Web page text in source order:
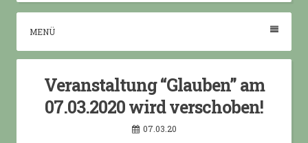
MENÜ
Veranstaltung “Glauben” am
07.03.2020 wird verschoben!
07.03.20